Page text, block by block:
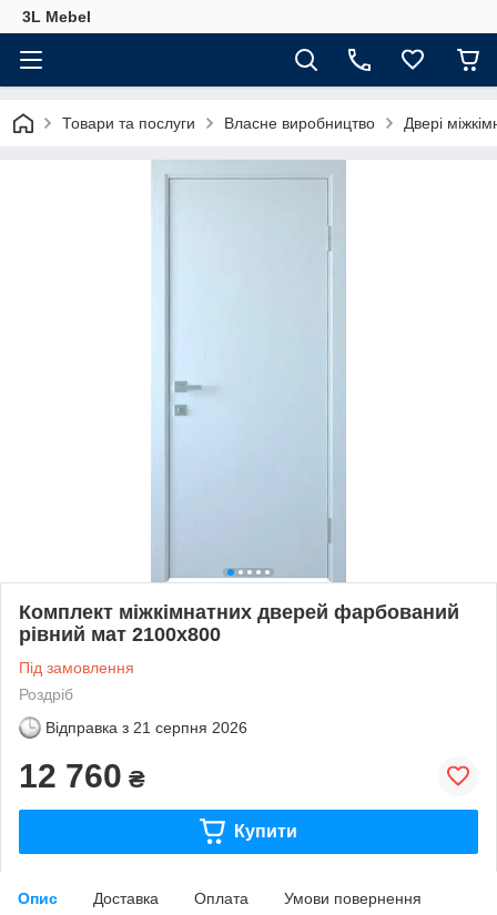
3L Mebel
Товари та послуги Власне виробництво Двері
Комплект міжкімнатних дверей фарбований
рівний мат 2100х800
Під замовлення
Роздріб
Відправка з 21 серпня 2026
12 760 ₴
Купити
Опис Доставка Оплата Умови повернення